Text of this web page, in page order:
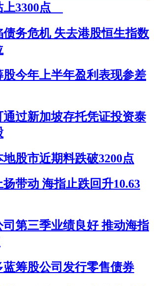
上3300点
债务危机 失去港股恒生指数
股今年上半年盈利表现参差
通过新加坡存托凭证投资泰
股市近期料跌破3200点
带动 海指止跌回升10.63
司第三季业绩良好 推动海指
蓝筹股公司发行零售债券